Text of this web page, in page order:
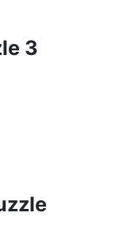
3